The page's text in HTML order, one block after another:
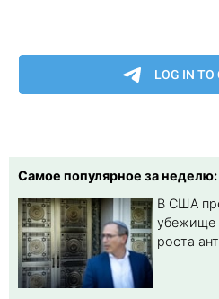
Самое популярное за неделю:
В США
убежище
роста